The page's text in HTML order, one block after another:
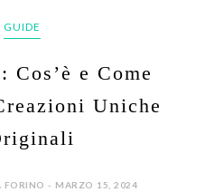
GUIDE
Cos’è e Come
Uniche
FORINO - MARZO 15, 2024